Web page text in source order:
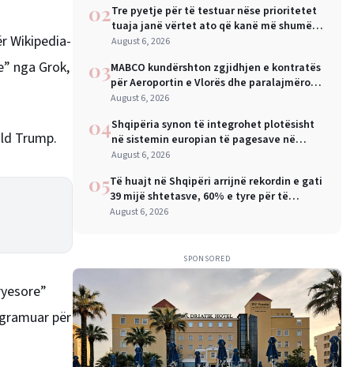
Wikipedia-
nga Grok,
Trump.
për
02Tre pyetje për të testuar nëse prioritetet
tuaja janë vërtet ato që kanë më shumë
rëndësi
August 6, 2026
03MABCO kundërshton zgjidhjen e kontratës
për Aeroportin e Vlorës dhe paralajmëron
arbitrazh ndërkombëtar
August 6, 2026
04Shqipëria synon të integrohet plotësisht
në sistemin europian të pagesave në
nëntor, Sejko: Kursime të mëdha për
August 6, 2026
05Të huajt në Shqipëri arrijnë rekordin e gati
39 mijë shtetasve, 60% e tyre për të
punuar
August 6, 2026
SPONSORED